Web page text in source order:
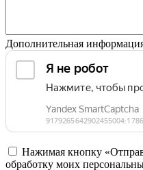
Дополнительная
Нажимая кнопку
обработку моих